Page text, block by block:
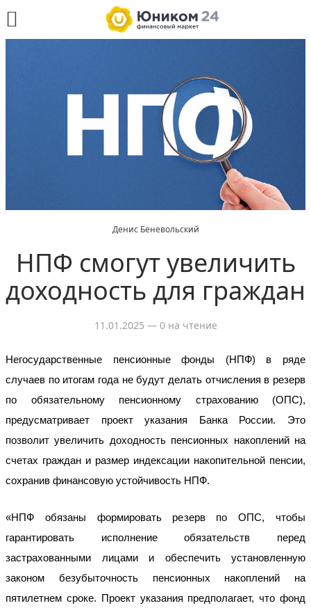
Денис Беневольский
НПФ смогут увеличить
доходность для граждан
11.01.2025 — 0 на чтение
Негосударственные пенсионные фонды (НПФ) в ряде
случаев по итогам года не будут делать отчисления в резерв
по обязательному пенсионному страхованию (ОПС),
предусматривает проект указания Банка России. Это
позволит увеличить доходность пенсионных накоплений на
счетах граждан и размер индексации накопительной пенсии,
сохранив финансовую устойчивость НПФ.
«НПФ обязаны формировать резерв по ОПС, чтобы
гарантировать исполнение обязательств перед
застрахованными лицами и обеспечить установленную
законом безубыточность пенсионных накоплений на
пятилетнем сроке. Проект указания предполагает, что фонд